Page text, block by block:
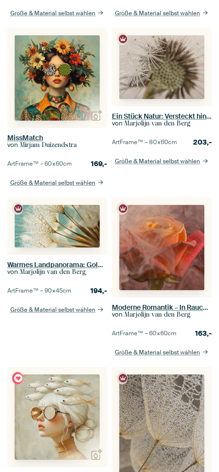
Größe & Material selbst wählen Größe & Material selbst wählen
MissMatch
von Mirjam Duizendstra
ArtFrame™ –60×60cm 169,-
Größe & Material selbst wählen
Ein Stück Natur: Versteckt hinter dem Flusenball
von Marjolijn van den Berg
ArtFrame™ –80×60cm 203,-
Größe & Material selbst wählen
Warmes Landpanorama: Goldbrauner Flaum mit Türkis
von Marjolijn van den Berg
ArtFrame™ –90×45cm 194,-
Größe & Material selbst wählen Moderne Romantik – In Rauch gehüllte Rose
von Marjolijn van den Berg
ArtFrame™ –60×60cm 163,-
Größe & Material selbst wählen